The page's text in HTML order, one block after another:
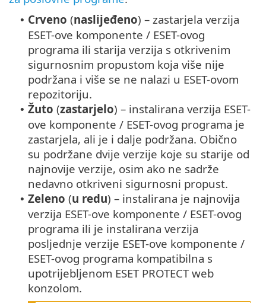
• Crveno (naslijeđeno) – zastarjela verzija
ESET-ove komponente / ESET-ovog
programa ili starija verzija s otkrivenim
sigurnosnim propustom koja više nije
podržana i više se ne nalazi u ESET-ovom
repozitoriju.
• Žuto (zastarjelo) – instalirana verzija ESET-
ove komponente / ESET-ovog programa je
zastarjela, ali je i dalje podržana. Obično
su podržane dvije verzije koje su starije od
najnovije verzije, osim ako ne sadrže
nedavno otkriveni sigurnosni propust.
• Zeleno (u redu) – instalirana je najnovija
verzija ESET-ove komponente / ESET-ovog
programa ili je instalirana verzija
posljednje verzije ESET-ove komponente /
ESET-ovog programa kompatibilna s
upotrijebljenom ESET PROTECT web
konzolom.